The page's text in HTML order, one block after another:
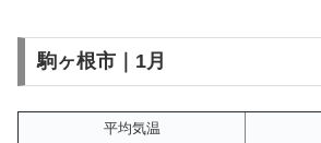
駒ヶ根市｜1月
平均気温